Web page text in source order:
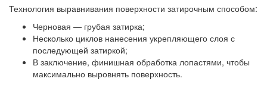
Технология выравнивания поверхности затирочным способом:
Черновая — грубая затирка;
Несколько циклов нанесения укрепляющего слоя с
последующей затиркой;
В заключение, финишная обработка лопастями, чтобы
максимально выровнять поверхность.